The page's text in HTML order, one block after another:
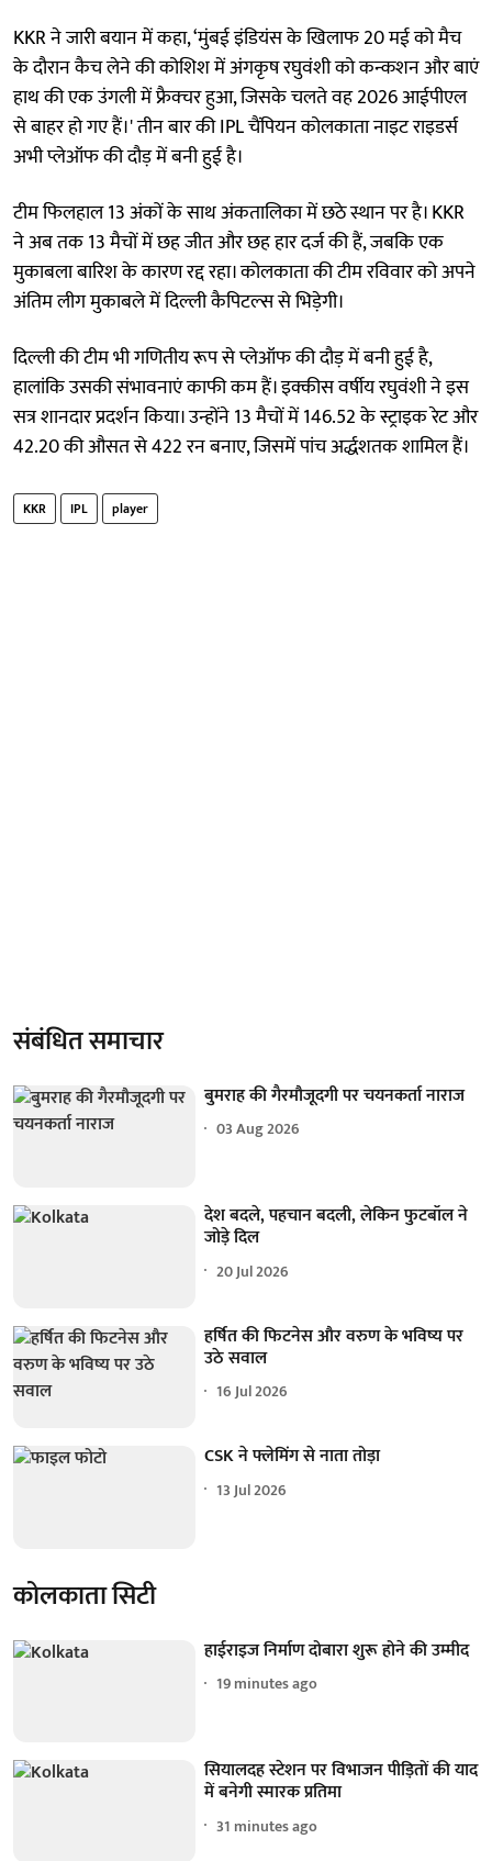
KKR ने जारी बयान में कहा, ‘मुंबई इंडियंस के खिलाफ 20 मई को मैच
के दौरान कैच लेने की कोशिश में अंगकृष रघुवंशी को कन्कशन और बाएं
हाथ की एक उंगली में फ्रैक्चर हुआ, जिसके चलते वह 2026 आईपीएल
से बाहर हो गए हैं।' तीन बार की IPL चैंपियन कोलकाता नाइट राइडर्स
अभी प्लेऑफ की दौड़ में बनी हुई है।
टीम फिलहाल 13 अंकों के साथ अंकतालिका में छठे स्थान पर है। KKR
ने अब तक 13 मैचों में छह जीत और छह हार दर्ज की हैं, जबकि एक
मुकाबला बारिश के कारण रद्द रहा। कोलकाता की टीम रविवार को अपने
अंतिम लीग मुकाबले में दिल्ली कैपिटल्स से भिड़ेगी।
दिल्ली की टीम भी गणितीय रूप से प्लेऑफ की दौड़ में बनी हुई है,
हालांकि उसकी संभावनाएं काफी कम हैं। इक्कीस वर्षीय रघुवंशी ने इस
सत्र शानदार प्रदर्शन किया। उन्होंने 13 मैचों में 146.52 के स्ट्राइक रेट और
42.20 की औसत से 422 रन बनाए, जिसमें पांच अर्द्धशतक शामिल हैं।
KKR IPL player
संबंधित समाचार
बुमराह की गैरमौजूदगी पर चयनकर्ता नाराज
03 Aug 2026
देश बदले, पहचान बदली, लेकिन फुटबॉल ने
जोड़े दिल
20 Jul 2026
हर्षित की फिटनेस और वरुण के भविष्य पर
उठे सवाल
16 Jul 2026
CSK ने फ्लेमिंग से नाता तोड़ा
13 Jul 2026
कोलकाता सिटी
हाईराइज निर्माण दोबारा शुरू होने की उम्मीद
19 minutes ago
सियालदह स्टेशन पर विभाजन पीड़ितों की याद
में बनेगी स्मारक प्रतिमा
31 minutes ago